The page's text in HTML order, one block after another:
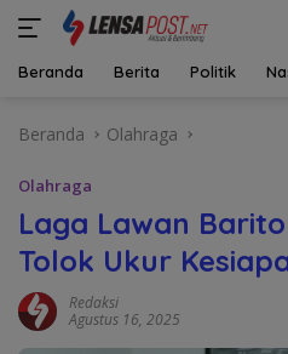
Beranda Berita Politik
Beranda Olahraga
Olahraga
Laga Lawan
Tolok Ukur
Redaksi
Agustus 16, 2025